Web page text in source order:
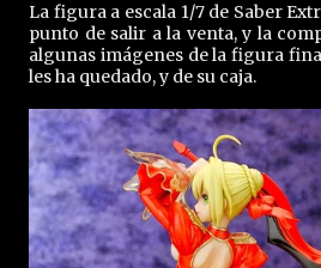
La figura a escala 1/7 de Saber
punto de salir a la venta, y la
algunas imágenes de la figura
les ha quedado, y de su caja.